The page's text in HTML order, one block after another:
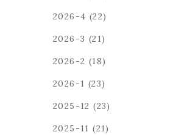
2026-4 (22)
2026-3 (21)
2026-2 (18)
2026-1 (23)
2025-12 (23)
2025-11 (21)